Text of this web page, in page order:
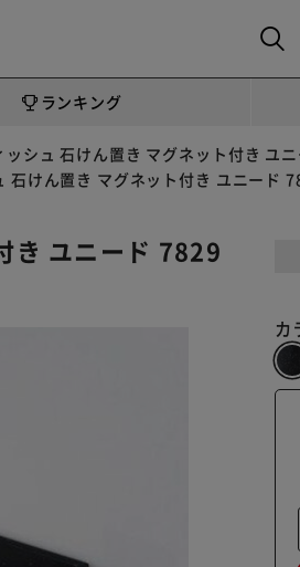
ランキング
シュ 石けん置き マグネット付き ユ
石けん置き マグネット付き ユニード
き ユニード 7829
カ